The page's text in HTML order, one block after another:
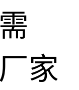
家